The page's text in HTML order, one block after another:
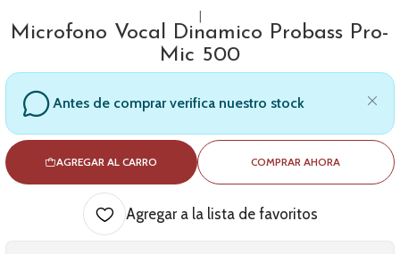
Microfono Vocal Dinamico Probass Pro-
Mic 500
Antes de comprar verifica nuestro stock
AGREGAR AL CARRO COMPRAR AHORA
Agregar a la lista de favoritos